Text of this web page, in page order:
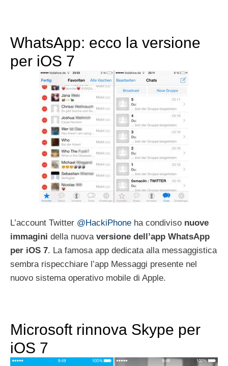
WhatsApp: ecco la versione
per iOS 7
L’account Twitter @HackiPhone ha condiviso nuove
immagini della nuova versione dell’app WhatsApp
per iOS 7. La famosa app dedicata alla messaggistica
sembra rispecchiare l’app Messaggi presente nel
nuovo sistema operativo mobile di Apple.
Microsoft rinnova Skype per
iOS 7